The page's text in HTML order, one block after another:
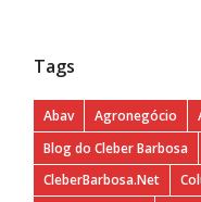
Tags
Abav Agronegócio
Blog do Cleber Barbosa
CleberBarbosa.Net